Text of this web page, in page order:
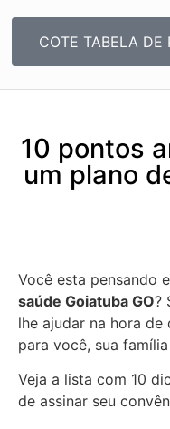
COTE TABELA DE
10 pontos
um plano
Você esta pensando
saúde Goiatuba GO?
lhe ajudar na hora
para você, sua
Veja a lista com 10
de assinar seu